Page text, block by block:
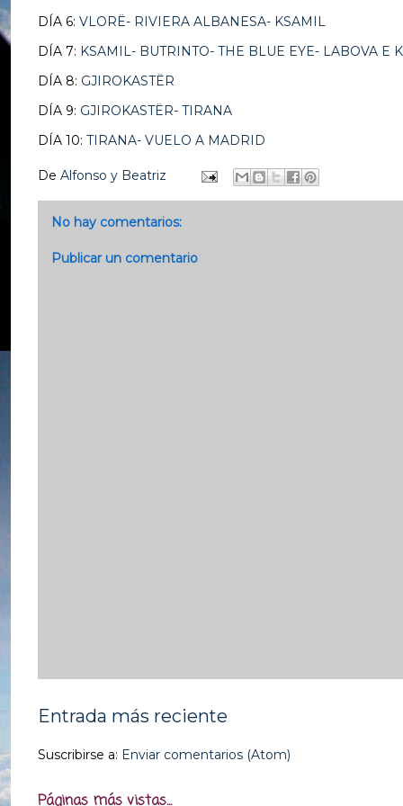
DÍA 6: VLORË- RIVIERA ALBANESA- KSAMIL
DÍA 7: KSAMIL- BUTRINTO- THE BLUE EYE- LABOVA E
DÍA 8: GJIROKASTËR
DÍA 9: GJIROKASTËR- TIRANA
DÍA 10: TIRANA- VUELO A MADRID
De Alfonso y Beatriz
No hay comentarios:
Publicar un comentario
Entrada más reciente
Suscribirse a: Enviar comentarios (Atom)
Páginas más vistas...